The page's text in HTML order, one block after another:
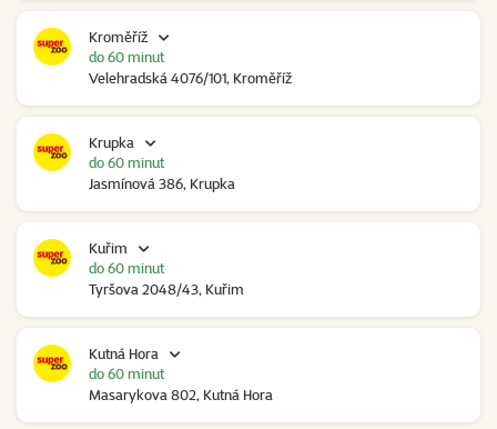
Kroměříž
Velehradská 4076/101, Kroměříž
do 60 minut
Krupka
Jasmínová 386, Krupka
do 60 minut
Kuřim
Tyršova 2048/43, Kuřim
do 60 minut
Kutná Hora
Masarykova 802, Kutná Hora
do 60 minut